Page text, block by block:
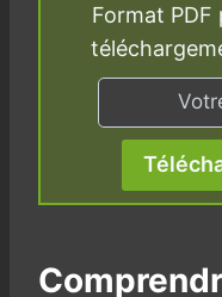
Format PDF